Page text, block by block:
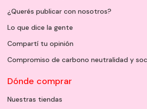
¿Querés publicar con nosotros?
Lo que dice la gente
Compartí tu opinión
Compromiso de carbono neutralidad y
Dónde comprar
Nuestras tiendas